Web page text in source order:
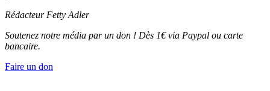
Rédacteur Fetty Adler
Soutenez notre média par un don ! Dès 1€ via Paypal ou carte
bancaire.
Faire un don